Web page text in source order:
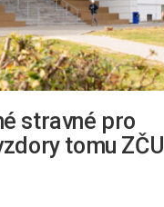
stravné pro
tomu ZČU